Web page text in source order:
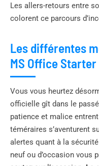
Les allers-retours entre
colorent ce parcours
Les différentes
MS Office Starter
Vous vous heurtez
officielle gît dans le
patience et malice
téméraires s’aventurent
alertes quant à la
neuf ou d’occasion vous